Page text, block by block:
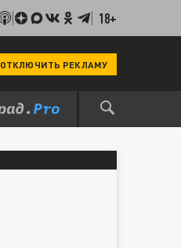
18+
ОТКЛЮЧИТЬ РЕКЛАМУ